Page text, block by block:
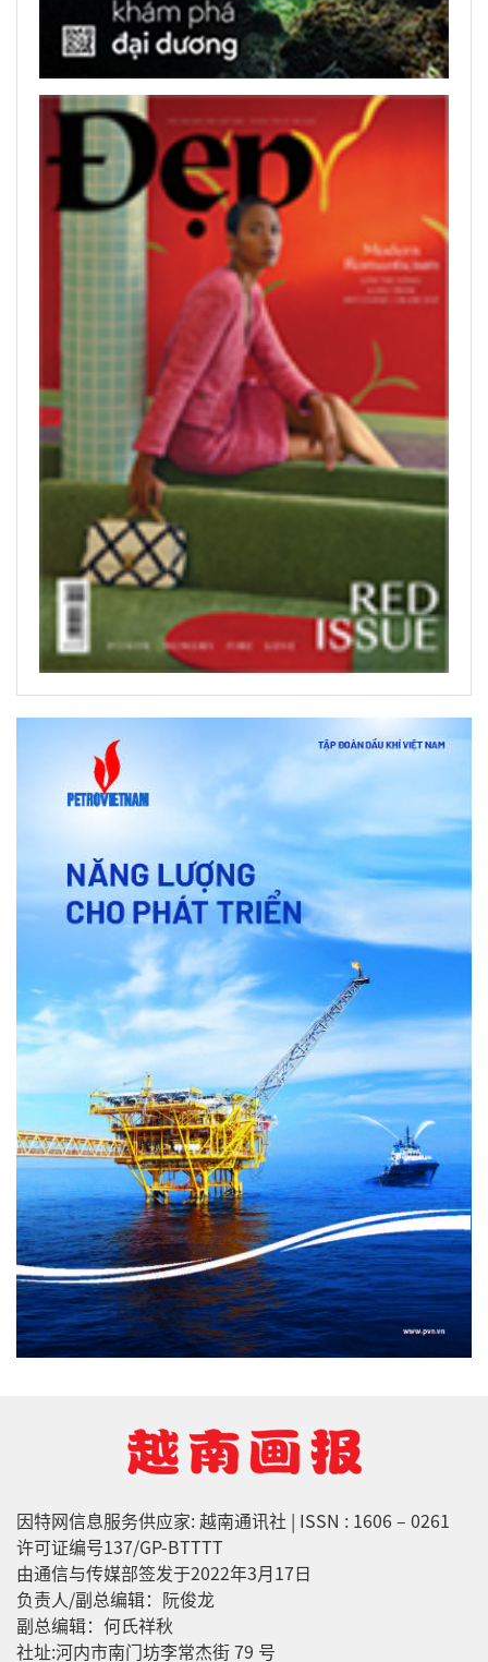
因特网信息服务供应家: 越南通讯社 | ISSN : 1606 – 0261
许可证编号137/GP-BTTTT
由通信与传媒部签发于2022年3月17日
负责人/副总编辑：阮俊龙
副总编辑：何氏祥秋
社址:河内市南门坊李常杰街 79 号